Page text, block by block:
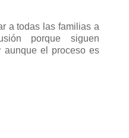
a todas las familias a
porque siguen
aunque el proceso es